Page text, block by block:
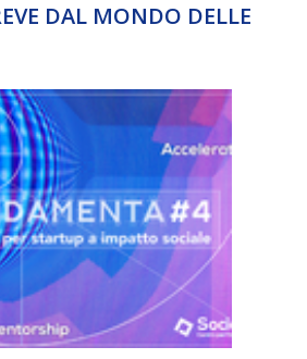
DAL MONDO DELLE